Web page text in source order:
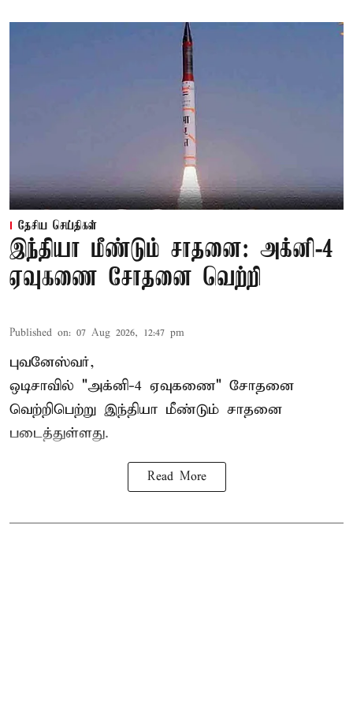
தேசிய செய்திகள்
இந்தியா மீண்டும் சாதனை: அக்னி-4
ஏவுகணை சோதனை வெற்றி
Published on: 07 Aug 2026, 12:47 pm
புவனேஸ்வர்,
ஒடிசாவில் "அக்னி-4 ஏவுகணை" சோதனை
வெற்றிபெற்று இந்தியா மீண்டும் சாதனை
படைத்துள்ளது.
Read More